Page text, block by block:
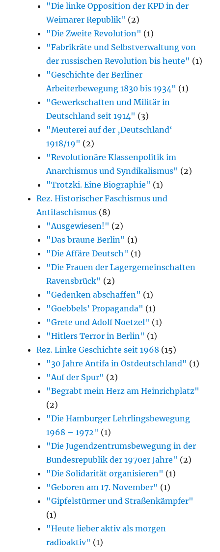
"Die linke Opposition der KPD in der
Weimarer Republik" (2)
"Die Zweite Revolution" (1)
"Fabrikräte und Selbstverwaltung von
der russischen Revolution bis heute" (1)
"Geschichte der Berliner
Arbeiterbewegung 1830 bis 1934" (1)
"Gewerkschaften und Militär in
Deutschland seit 1914" (3)
"Meuterei auf der ‚Deutschland‘
1918/19" (2)
"Revolutionäre Klassenpolitik im
Anarchismus und Syndikalismus" (2)
"Trotzki. Eine Biographie" (1)
Rez. Historischer Faschismus und
Antifaschismus (8)
"Ausgewiesen!" (2)
"Das braune Berlin" (1)
"Die Affäre Deutsch" (1)
"Die Frauen der Lagergemeinschaften
Ravensbrück" (2)
"Gedenken abschaffen" (1)
"Goebbels’ Propaganda" (1)
"Grete und Adolf Noetzel" (1)
"Hitlers Terror in Berlin" (1)
Rez. Linke Geschichte seit 1968 (15)
"30 Jahre Antifa in Ostdeutschland" (1)
"Auf der Spur" (2)
"Begrabt mein Herz am Heinrichplatz"
(2)
"Die Hamburger Lehrlingsbewegung
1968 – 1972" (1)
"Die Jugendzentrumsbewegung in der
Bundesrepublik der 1970er Jahre" (2)
"Die Solidarität organisieren" (1)
"Geboren am 17. November" (1)
"Gipfelstürmer und Straßenkämpfer"
(1)
"Heute lieber aktiv als morgen
radioaktiv" (1)